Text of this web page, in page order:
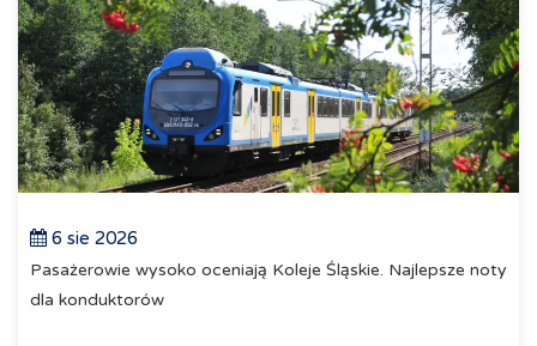
6 sie 2026
Pasażerowie wysoko oceniają Koleje Śląskie. Najlepsze noty
dla konduktorów